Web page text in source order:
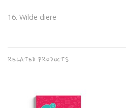
16. Wilde diere
RELATED PRODUCTS